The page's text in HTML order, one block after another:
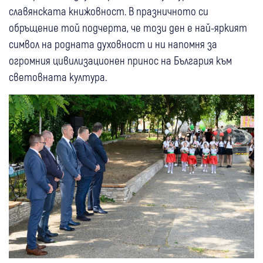
славянската книжовност. В празничното си
обръщение той подчерта, че този ден е най-яркият
символ на родната духовност и ни напомня за
огромния цивилизационен принос на България към
световната култура.